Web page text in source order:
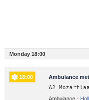
Monday 18:00
18:00 Ambulance
A2
Ambulance -